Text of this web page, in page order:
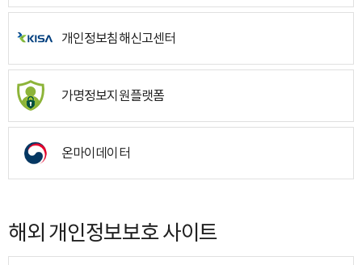
개인정보침해신고센터
가명정보지원플랫폼
온마이데이터
해외 개인정보보호 사이트